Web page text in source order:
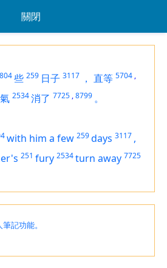
關閉
些 259 日子 3117 ， 直等 5704 ,
2534消了 7725 ,8799 。
with him a few 259days 3117 ,
251 fury 2534turn away 7725
記功能。